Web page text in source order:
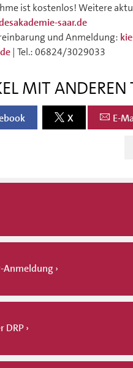
ist kostenlos! Weitere
saar.de
und Anmeldung:
| Tel.: 06824/3029033
MIT ANDEREN
X E-
Anmeldung
DRP